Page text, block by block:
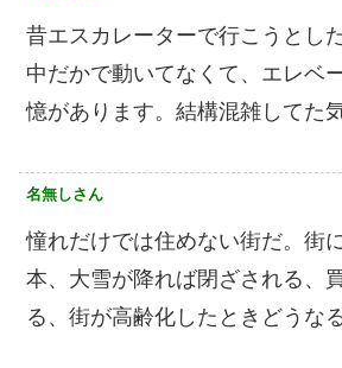
昔エスカレーターで行こうとし
中だかで動いてなくて、エレベ
憶があります。結構混雑してた
名無しさん
憧れだけでは住めない街だ。街
本、大雪が降れば閉ざされる、
る、街が高齢化したときどうな